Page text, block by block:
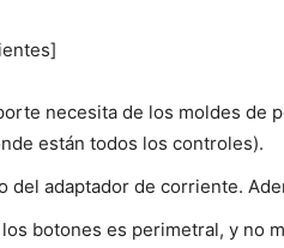
necesita de los moldes de
están todos los controles).
del adaptador de corriente.
botones es perimetral, y no